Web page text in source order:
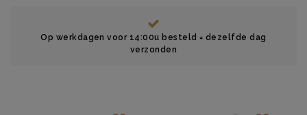
Op werkdagen voor 14:00u besteld = dezelfde dag
verzonden